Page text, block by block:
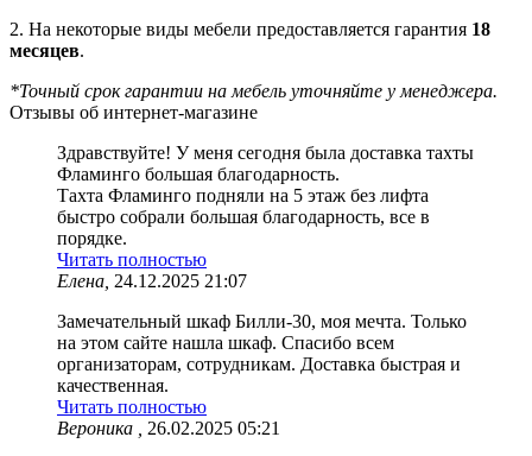
2. На некоторые виды мебели предоставляется гарантия 18
месяцев.
*Точный срок гарантии на мебель уточняйте у менеджера.
Отзывы об интернет-магазине
Здравствуйте! У меня сегодня была доставка тахты
Фламинго большая благодарность.
Тахта Фламинго подняли на 5 этаж без лифта
быстро собрали большая благодарность, все в
порядке.
Читать полностью
Елена, 24.12.2025 21:07
Замечательный шкаф Билли-30, моя мечта. Только
на этом сайте нашла шкаф. Спасибо всем
организаторам, сотрудникам. Доставка быстрая и
качественная.
Читать полностью
Вероника ,
26.02.2025 05:21